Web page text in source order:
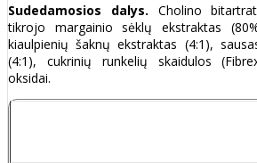
Sudedamosios dalys. Cholino
tikrojo margainio sėklų ekstraktas
kiaulpienių šaknų ekstraktas (4:1),
(4:1), cukrinių runkelių skaidulos
oksidai.